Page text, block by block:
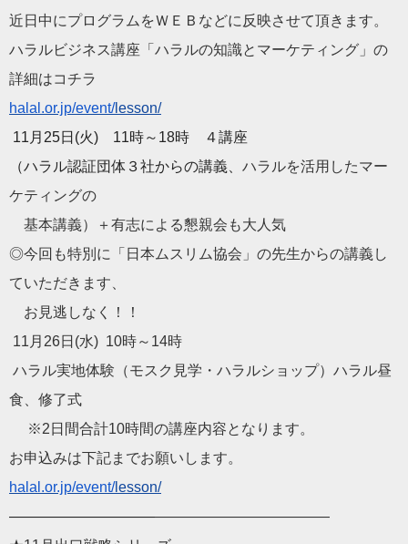
近日中にプログラムをＷＥＢなどに反映させて頂きます。
ハラルビジネス講座「ハラルの知識とマーケティング」 の
詳細はコチラ
halal.or.jp/event/lesson/
11月25日(火) 11時～18時 ４講座
（ハラル認証団体３社からの講義、 ハラルを活用したマー
ケティングの
基本講義）＋有志による懇親会も大人気
◎今回も特別に「日本ムスリム協会」 の先生からの講義し
ていただきます、
お見逃しなく！！
11月26日(水) 10時～14時
ハラル実地体験（モスク見学・ハラルショップ）ハラル昼
食、 修了式
※2日間合計10時間の講座内容となります。
お申込みは下記までお願いします。
halal.or.jp/event/lesson/
——————————————————————